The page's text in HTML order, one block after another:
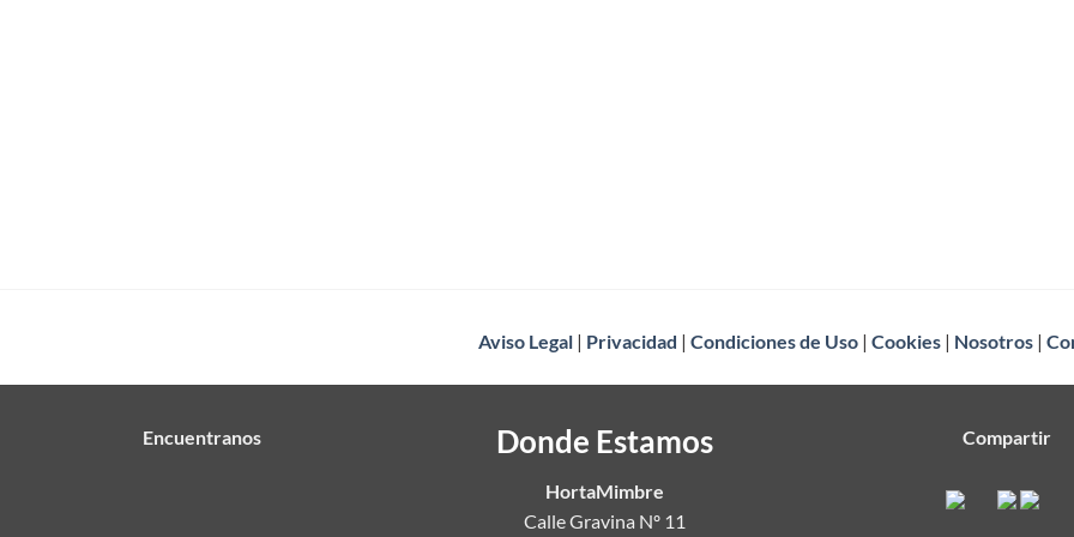
Aviso Legal | Privacidad | Condiciones de Uso | Cookies | Nosotros |
Encuentranos Donde Estamos
HortaMimbre
Calle Gravina Nº 11
Compartir